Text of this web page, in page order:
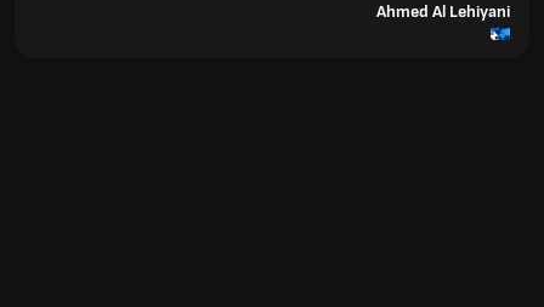
Ahmed Al Lehiyani